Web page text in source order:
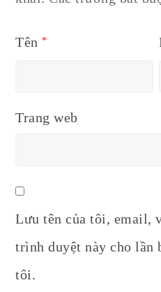
Tên*
Trang web
Lưu tên của tôi, email,
trình duyệt này cho lần
tôi.